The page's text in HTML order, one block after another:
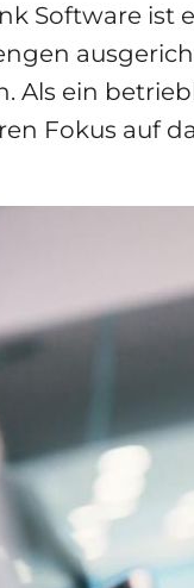
Software ist
Als ein
Fokus auf